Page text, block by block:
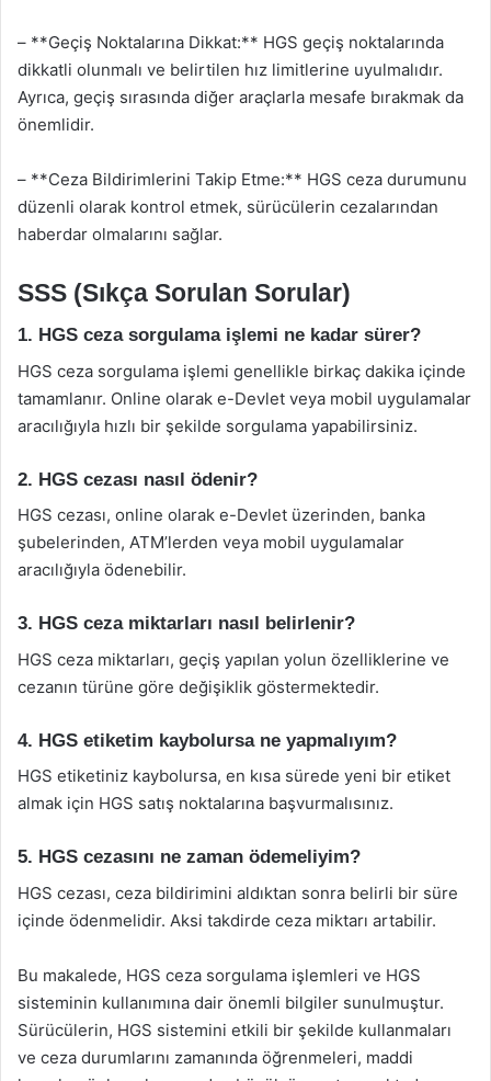
– **Geçiş Noktalarına Dikkat:** HGS geçiş noktalarında
dikkatli olunmalı ve belirtilen hız limitlerine uyulmalıdır.
Ayrıca, geçiş sırasında diğer araçlarla mesafe bırakmak da
önemlidir.
– **Ceza Bildirimlerini Takip Etme:** HGS ceza durumunu
düzenli olarak kontrol etmek, sürücülerin cezalarından
haberdar olmalarını sağlar.
SSS (Sıkça Sorulan Sorular)
1. HGS ceza sorgulama işlemi ne kadar sürer?
HGS ceza sorgulama işlemi genellikle birkaç dakika içinde
tamamlanır. Online olarak e-Devlet veya mobil uygulamalar
aracılığıyla hızlı bir şekilde sorgulama yapabilirsiniz.
2. HGS cezası nasıl ödenir?
HGS cezası, online olarak e-Devlet üzerinden, banka
şubelerinden, ATM’lerden veya mobil uygulamalar
aracılığıyla ödenebilir.
3. HGS ceza miktarları nasıl belirlenir?
HGS ceza miktarları, geçiş yapılan yolun özelliklerine ve
cezanın türüne göre değişiklik göstermektedir.
4. HGS etiketim kaybolursa ne yapmalıyım?
HGS etiketiniz kaybolursa, en kısa sürede yeni bir etiket
almak için HGS satış noktalarına başvurmalısınız.
5. HGS cezasını ne zaman ödemeliyim?
HGS cezası, ceza bildirimini aldıktan sonra belirli bir süre
içinde ödenmelidir. Aksi takdirde ceza miktarı artabilir.
Bu makalede, HGS ceza sorgulama işlemleri ve HGS
sisteminin kullanımına dair önemli bilgiler sunulmuştur.
Sürücülerin, HGS sistemini etkili bir şekilde kullanmaları
ve ceza durumlarını zamanında öğrenmeleri, maddi